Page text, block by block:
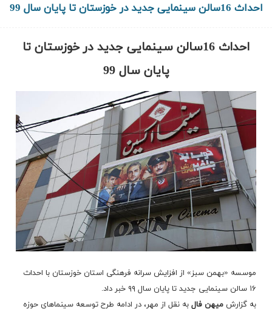
احداث 16سالن سینمایی جدید در خوزستان تا پایان سال 99
احداث 16سالن سینمایی جدید در خوزستان تا
پایان سال 99
موسسه «بهمن سبز» از افزایش سرانه فرهنگی استان خوزستان با احداث
۱۶ سالن سینمایی جدید تا پایان سال ۹۹ خبر داد.
به گزارش میهن فال به نقل از مهر، در ادامه طرح توسعه سینماهای حوزه